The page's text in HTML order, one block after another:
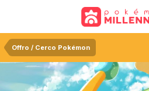
Offro / Cerco Pokémon